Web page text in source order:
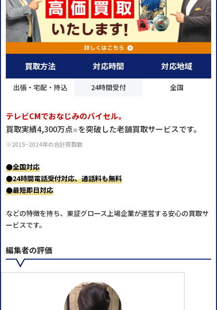
買取方法
出張・宅配・持込
対応時間
24時間受付
対応地域
全国
テレビCMでおなじみのバイセル。
買取実績4,300万点※ を突破した老舗買取サービスです。
※2015~2024年の合計買取数
●全国対応
●24時間電話受付対応、通話料も無料
●最短即日対応
などの特徴を持ち、東証グロース上場企業が運営する安心の買取サ
ービスです。
編集者の評価